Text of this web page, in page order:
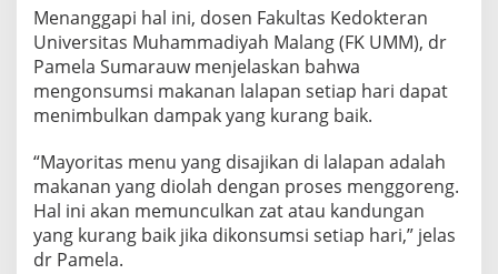
U
R
U
K
Menanggapi hal ini, dosen Fakultas Kedokteran
Universitas Muhammadiyah Malang (FK UMM), dr
Pamela Sumarauw menjelaskan bahwa
mengonsumsi makanan lalapan setiap hari dapat
menimbulkan dampak yang kurang baik.
“Mayoritas menu yang disajikan di lalapan adalah
makanan yang diolah dengan proses menggoreng.
Hal ini akan memunculkan zat atau kandungan
yang kurang baik jika dikonsumsi setiap hari,” jelas
dr Pamela.